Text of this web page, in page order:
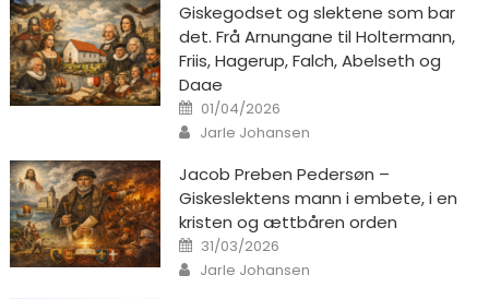
Giskegodset og slektene som bar
det. Frå Arnungane til Holtermann,
Friis, Hagerup, Falch, Abelseth og
Daae
Posted on
01/04/2026
Author
Jarle Johansen
Jacob Preben Pedersøn –
Giskeslektens mann i embete, i en
kristen og ættbåren orden
Posted on
31/03/2026
Author
Jarle Johansen